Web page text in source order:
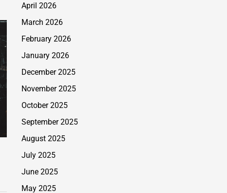
April 2026
March 2026
February 2026
January 2026
December 2025
November 2025
October 2025
September 2025
August 2025
July 2025
June 2025
May 2025